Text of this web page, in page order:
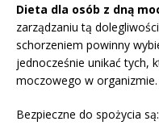
Dieta dla osób z dną
zarządzaniu tą
schorzeniem powinny
jednocześnie unikać tych,
moczowego w organizmie.
Bezpieczne do spożycia są: